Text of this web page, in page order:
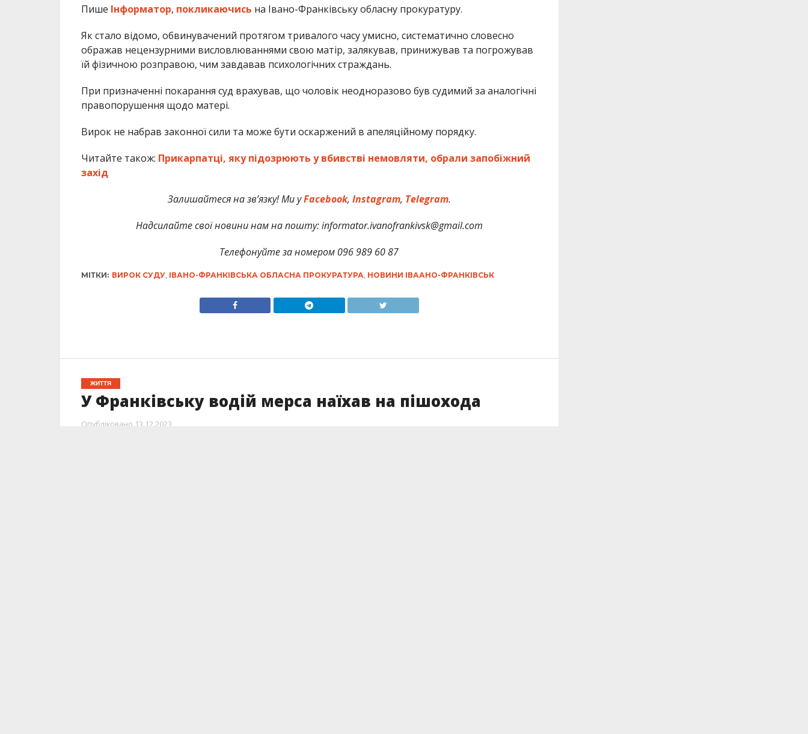
Пише Інформатор, покликаючись на Івано-Франківську обласну прокуратуру.
Як стало відомо, обвинувачений протягом тривалого часу умисно, систематично словесно
ображав нецензурними висловлюваннями свою матір, залякував, принижував та погрожував
їй фізичною розправою, чим завдавав психологічних страждань.
При призначенні покарання суд врахував, що чоловік неодноразово був судимий за аналогічні
правопорушення щодо матері.
Вирок не набрав законної сили та може бути оскаржений в апеляційному порядку.
Читайте також: Прикарпатці, яку підозрюють у вбивстві немовляти, обрали запобіжний
захід
Залишайтеся на зв’язку! Ми уFacebook, Instagram, Telegram.
Надсилайте свої новини нам на пошту: informator.ivanofrankivsk@gmail.com
Телефонуйте за номером 096 989 60 87
МІТКИ: ВИРОК СУДУ, ІВАНО-ФРАНКІВСЬКА ОБЛАСНА ПРОКУРАТУРА НОВИНИ ІВААНО-ФРАНКІВСЬК
ЖИТТЯ
У Франківську водій мерса наїхав на пішохода
Опубліковано 13.12.2023